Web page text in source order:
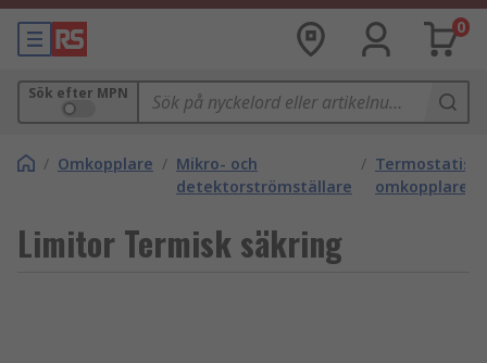
0
Sök efter MPN
/ Omkopplare / Mikro- och
detektorströmställare
/
omkopplare
Limitor Termisk säkring